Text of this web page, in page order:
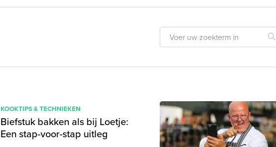
KOOKTIPS & TECHNIEKEN
Biefstuk bakken als bij Loetje:
Een stap-voor-stap uitleg